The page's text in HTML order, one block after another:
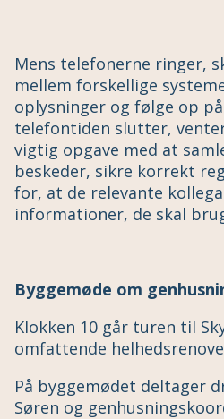
Mens telefonerne ringer,
mellem forskellige
oplysninger og følge op
telefontiden slutter,
vigtig opgave med at
beskeder, sikre korrekt
for, at de relevante
informationer, de skal
Byggemøde om
Klokken 10 går turen til
omfattende
På byggemødet deltager
Søren og